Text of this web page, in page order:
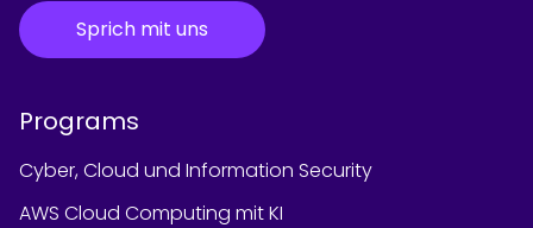
Sprich mit uns
Programs
Cyber, Cloud und Information Security
AWS Cloud Computing mit KI